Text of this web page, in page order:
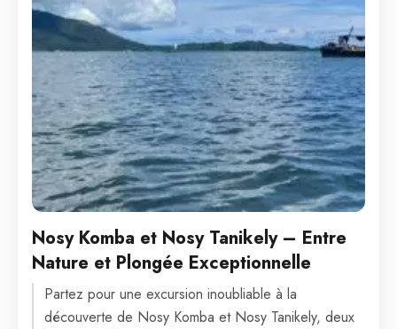
Nosy Komba et Nosy Tanikely – Entre
Nature et Plongée Exceptionnelle
Partez pour une excursion inoubliable à la
découverte de Nosy Komba et Nosy Tanikely, deux